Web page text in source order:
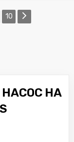
10
НА